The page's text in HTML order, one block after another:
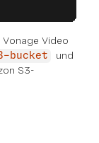
Vonage Video
bucket und
S3-